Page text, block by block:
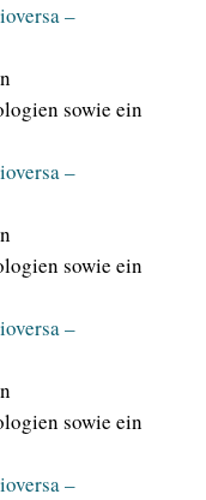
–
sowie ein
–
sowie ein
–
sowie ein
–